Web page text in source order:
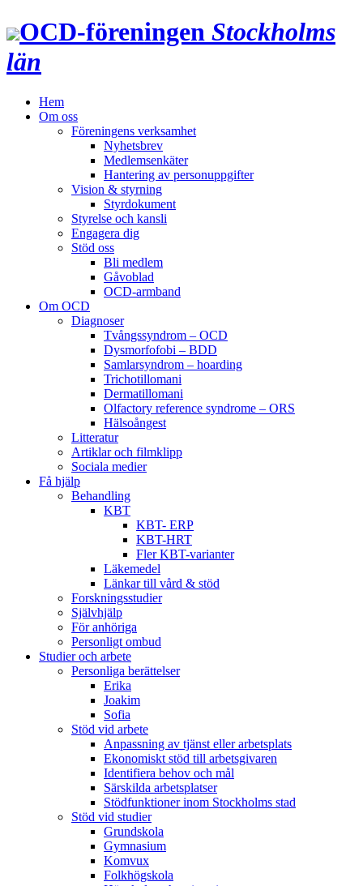
OCD‑föreningen Stockholms
län
Hem
Om oss
Föreningens verksamhet
Nyhetsbrev
Medlemsenkäter
Hantering av personuppgifter
Vision & styrning
Styrdokument
Styrelse och kansli
Engagera dig
Stöd oss
Bli medlem
Gåvoblad
OCD-armband
Om OCD
Diagnoser
Tvångssyndrom – OCD
Dysmorfofobi – BDD
Samlarsyndrom – hoarding
Trichotillomani
Dermatillomani
Olfactory reference syndrome – ORS
Hälsoångest
Litteratur
Artiklar och filmklipp
Sociala medier
Få hjälp
Behandling
KBT
KBT- ERP
KBT-HRT
Fler KBT-varianter
Läkemedel
Länkar till vård & stöd
Forskningsstudier
Självhjälp
För anhöriga
Personligt ombud
Studier och arbete
Personliga berättelser
Erika
Joakim
Sofia
Stöd vid arbete
Anpassning av tjänst eller arbetsplats
Ekonomiskt stöd till arbetsgivaren
Identifiera behov och mål
Särskilda arbetsplatser
Stödfunktioner inom Stockholms stad
Stöd vid studier
Grundskola
Gymnasium
Komvux
Folkhögskola